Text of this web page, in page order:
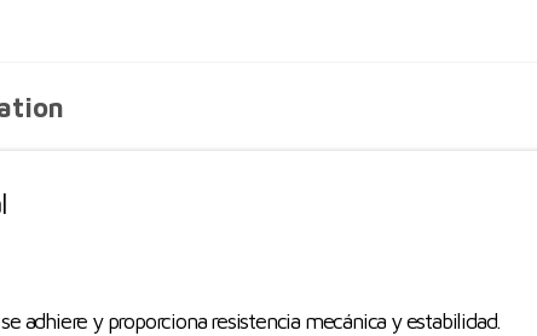
adhiere y proporciona resistencia mecánica y estabilidad.